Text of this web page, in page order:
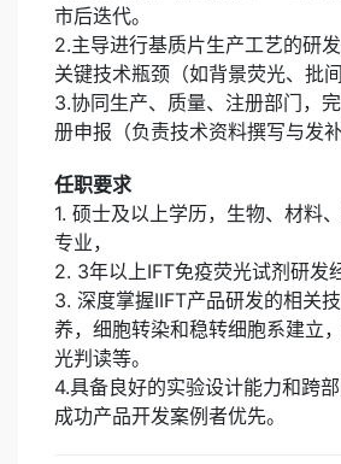
市后迭代。
2.主导进行基质片生产工艺的研
关键技术瓶颈（如背景荧光、批间
3.协同生产、质量、注册部门，
任职要求
1. 硕士及以上学历，生物、材料
专业，
2. 3年以上IFT免疫荧光试剂研发
3. 深度掌握IIFT产品研发的相关
养，细胞转染和稳转细胞系建立
光判读等。
4.具备良好的实验设计能力和跨